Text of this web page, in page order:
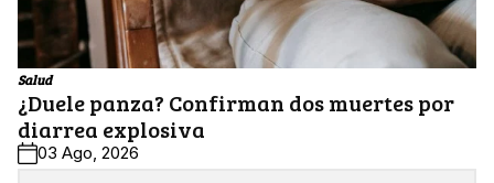
Salud
¿Duele panza? Confirman dos muertes por
diarrea explosiva
03 Ago, 2026